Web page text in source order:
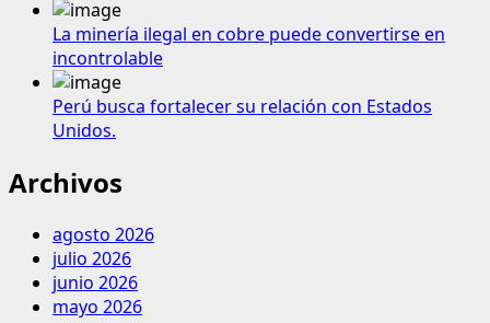
La minería ilegal en cobre puede convertirse en
incontrolable
Perú busca fortalecer su relación con Estados
Unidos.
Archivos
agosto 2026
julio 2026
junio 2026
mayo 2026